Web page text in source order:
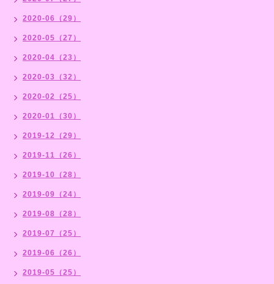
2020-06（29）
2020-05（27）
2020-04（23）
2020-03（32）
2020-02（25）
2020-01（30）
2019-12（29）
2019-11（26）
2019-10（28）
2019-09（24）
2019-08（28）
2019-07（25）
2019-06（26）
2019-05（25）